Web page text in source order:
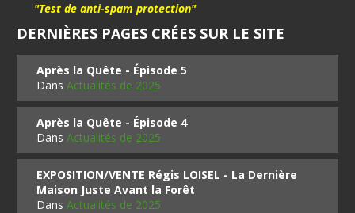
"Test de anti-spam protection"
DERNIÈRES PAGES CRÉES SUR LE SITE
Après la Quête - Épisode 5
DansActualités de 2025
Après la Quête - Épisode 4
DansActualités de 2025
EXPOSITION/VENTE Régis LOISEL - La Dernière
Maison Juste Avant la Forêt
DansActualités de 2025